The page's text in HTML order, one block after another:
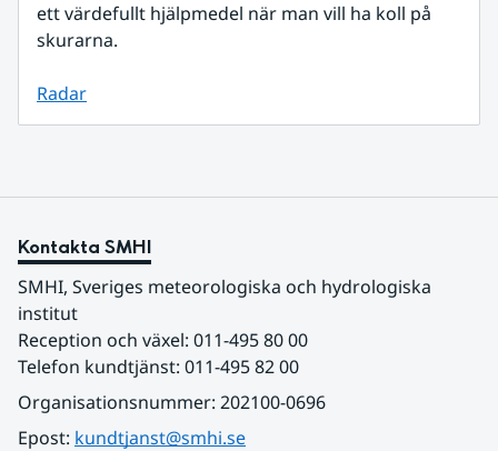
ett värdefullt hjälpmedel när man vill ha koll på
skurarna.
Radar
Kontakta SMHI
SMHI, Sveriges meteorologiska och hydrologiska
institut
Reception och växel: 011-495 80 00
Telefon kundtjänst: 011-495 82 00
Organisationsnummer: 202100-0696
Epost: kundtjanst@smhi.se